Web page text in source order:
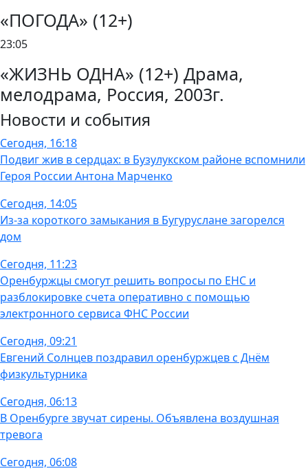
«ПОГОДА» (12+)
23:05
«ЖИЗНЬ ОДНА» (12+) Драма,
мелодрама, Россия, 2003г.
Новости и события
Сегодня, 16:18
Подвиг жив в сердцах: в Бузулукском районе вспомнили
Героя России Антона Марченко
Сегодня, 14:05
Из-за короткого замыкания в Бугуруслане загорелся
дом
Сегодня, 11:23
Оренбуржцы смогут решить вопросы по ЕНС и
разблокировке счета оперативно с помощью
электронного сервиса ФНС России
Сегодня, 09:21
Евгений Солнцев поздравил оренбуржцев с Днём
физкультурника
Сегодня, 06:13
В Оренбурге звучат сирены. Объявлена воздушная
тревога
Сегодня, 06:08